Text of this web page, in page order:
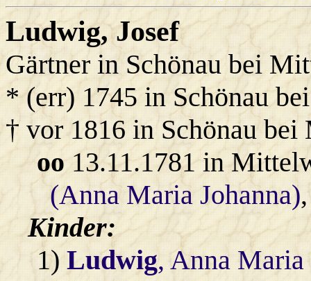
Ludwig, Josef
Gärtner in Schönau bei
* (err) 1745 in Schönau
† vor 1816 in Schönau
oo13.11.1781 in
(Anna Maria Johanna)
Kinder:
1)Ludwig, Anna Maria